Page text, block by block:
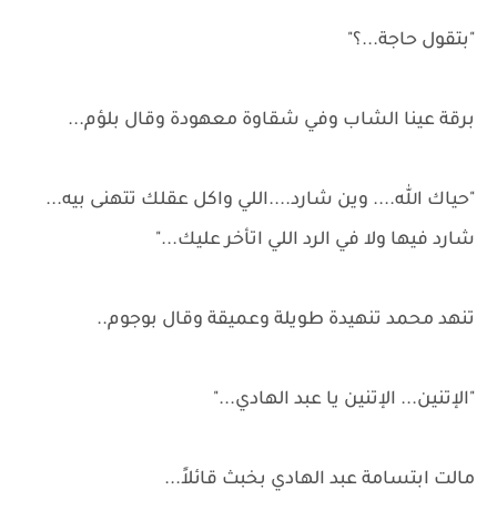
"بتقول حاجة...؟"
برقة عينا الشاب وفي شقاوة معهودة وقال بلؤم...
"حياك الله.... وين شارد....اللي واكل عقلك تتهنى بيه...
شارد فيها ولا في الرد اللي اتأخر عليك..."
تنهد محمد تنهيدة طويلة وعميقة وقال بوجوم..
"الإتنين... الإتنين يا عبد الهادي..."
مالت ابتسامة عبد الهادي بخبث قائلاً...